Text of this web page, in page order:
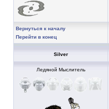
Вернуться к началу
Перейти в конец
Silver
Ледяной Мыслитель